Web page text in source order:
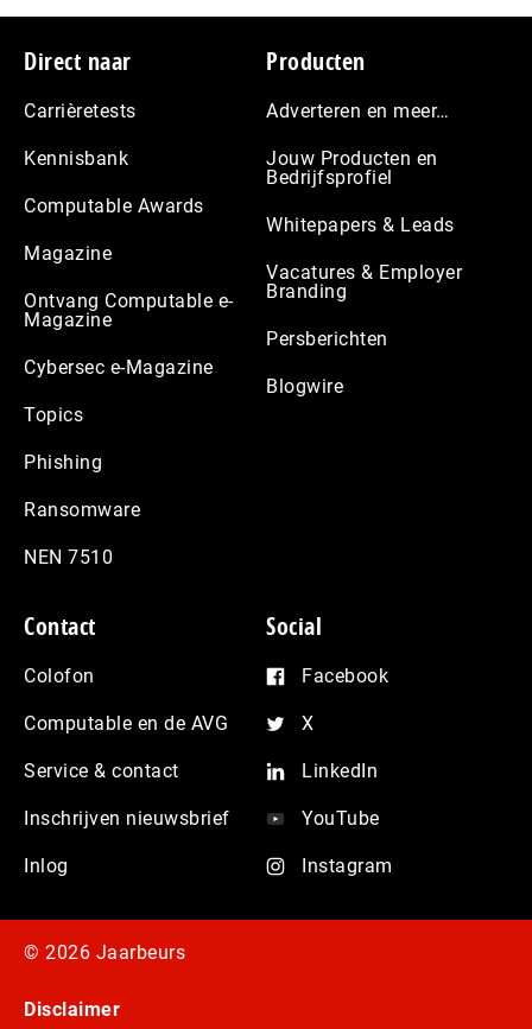
Footer
Direct naar
Carrièretests
Kennisbank
Computable Awards
Magazine
Ontvang Computable e-
Magazine
Cybersec e-Magazine
Topics
Phishing
Ransomware
NEN 7510
Producten
Adverteren en meer…
Jouw Producten en
Bedrijfsprofiel
Whitepapers & Leads
Vacatures & Employer
Branding
Persberichten
Blogwire
Contact
Colofon
Computable en de AVG
Service & contact
Inschrijven nieuwsbrief
Inlog
Social
Facebook
X
LinkedIn
YouTube
Instagram
© 2026 Jaarbeurs
Disclaimer